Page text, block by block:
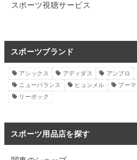
スポーツ視聴サービス
スポーツブランド
アシックス アディダス アンブロ
ニューバランス
ヒュンメル プーマ
リーボック
スポーツ用品店を探す